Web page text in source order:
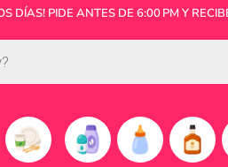
DÍAS! PIDE ANTES DE 6:00 PM Y